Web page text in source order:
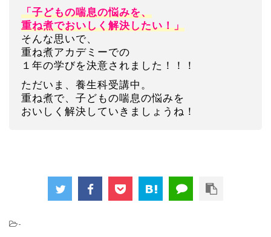
「子どもの喘息の悩みを、
重ね煮でおいしく解決したい！」
そんな思いで、
重ね煮アカデミーでの
１年の学びを決意されました！！！
ただいま、養生科受講中。
重ね煮で、子どもの喘息の悩みを
おいしく解決していきましょうね！
-